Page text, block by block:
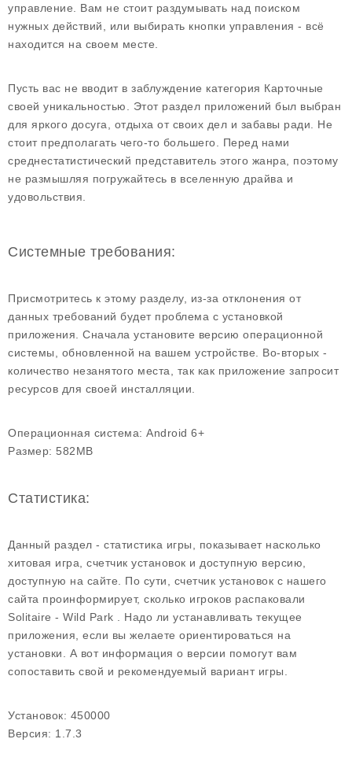
управление. Вам не стоит раздумывать над поиском
нужных действий, или выбирать кнопки управления - всё
находится на своем месте.
Пусть вас не вводит в заблуждение категория Карточные
своей уникальностью. Этот раздел приложений был выбран
для яркого досуга, отдыха от своих дел и забавы ради. Не
стоит предполагать чего-то большего. Перед нами
среднестатистический представитель этого жанра, поэтому
не размышляя погружайтесь в вселенную драйва и
удовольствия.
Системные требования:
Присмотритесь к этому разделу, из-за отклонения от
данных требований будет проблема с установкой
приложения. Сначала установите версию операционной
системы, обновленной на вашем устройстве. Во-вторых -
количество незанятого места, так как приложение запросит
ресурсов для своей инсталляции.
Операционная система: Android 6+
Размер: 582MB
Статистика:
Данный раздел - статистика игры, показывает насколько
хитовая игра, счетчик установок и доступную версию,
доступную на сайте. По сути, счетчик установок с нашего
сайта проинформирует, сколько игроков распаковали
Solitaire - Wild Park . Надо ли устанавливать текущее
приложения, если вы желаете ориентироваться на
установки. А вот информация о версии помогут вам
сопоставить свой и рекомендуемый вариант игры.
Установок: 450000
Версия: 1.7.3